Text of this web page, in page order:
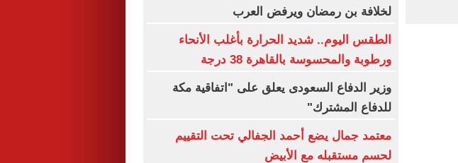
لخلافة بن رمضان ويرفض العرب
الطقس اليوم.. شديد الحرارة بأغلب الأنحاء
ورطوبة والمحسوسة بالقاهرة 38 درجة
وزير الدفاع السعودى يعلق على "اتفاقية مكة
للدفاع المشترك"
معتمد جمال يضع أحمد الجفالي تحت التقييم
لحسم مستقبله مع الأبيض